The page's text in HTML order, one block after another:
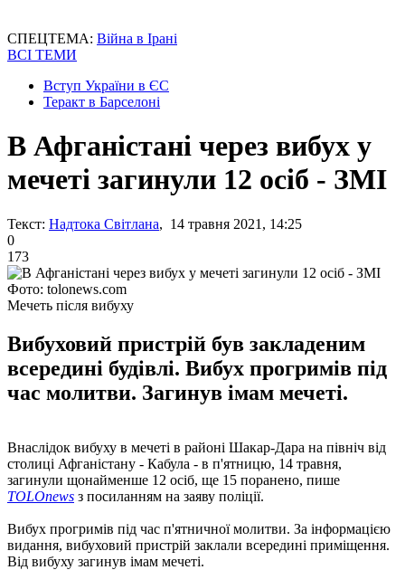
СПЕЦТЕМА: Війна в Ірані
ВСІ ТЕМИ
Вступ України в ЄС
Теракт в Барселоні
В Афганістані через вибух у
мечеті загинули 12 осіб - ЗМІ
Текст: Надтока Світлана, 14 травня 2021, 14:25
0
173
Фото: tolonews.com
Мечеть після вибуху
Вибуховий пристрій був закладеним
всередині будівлі. Вибух прогримів під
час молитви. Загинув імам мечеті.
Внаслідок вибуху в мечеті в районі Шакар-Дара на північ від
столиці Афганістану - Кабула - в п'ятницю, 14 травня,
загинули щонайменше 12 осіб, ще 15 поранено, пише
TOLOnews з посиланням на заяву поліції.
Вибух прогримів під час п'ятничної молитви. За інформацією
видання, вибуховий пристрій заклали всередині приміщення.
Від вибуху загинув імам мечеті.